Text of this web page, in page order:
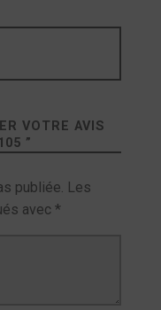
VOTRE AVIS
”
publiée. Les
avec *